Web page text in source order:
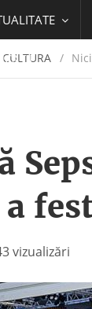
CULTURA
vizualizări